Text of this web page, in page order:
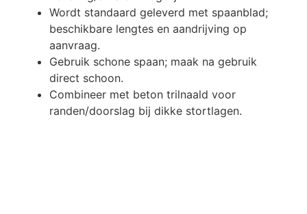
Wordt standaard geleverd met spaanblad;
beschikbare lengtes en aandrijving op
aanvraag.
Gebruik schone spaan; maak na gebruik
direct schoon.
Combineer met beton trilnaald voor
randen/doorslag bij dikke stortlagen.